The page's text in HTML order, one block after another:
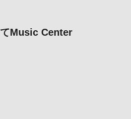
Music Center